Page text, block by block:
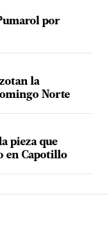
por
la
Norte
pieza que
en Capotillo